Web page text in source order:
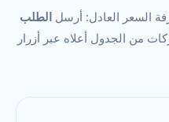
السعر العادل: أرسل الطلب
من الجدول أعلاه عبر أزرار